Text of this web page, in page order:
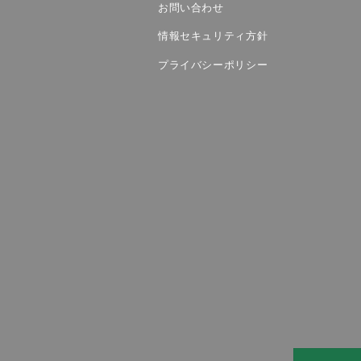
お問い合わせ
情報セキュリティ方針
プライバシーポリシー